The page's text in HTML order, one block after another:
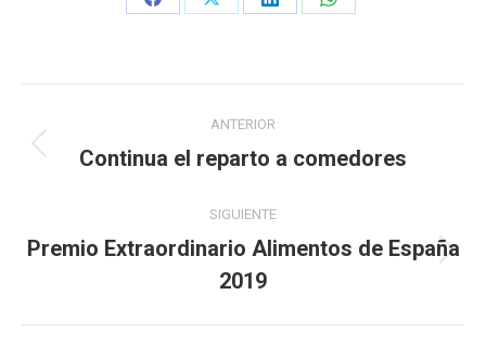
Share
Share
Share
Share
entre
publicaciones
ANTERIOR
Publicación
Continua el reparto a comedores
SIGUIENTE
Publicación
siguiente:
Premio Extraordinario Alimentos de España
2019